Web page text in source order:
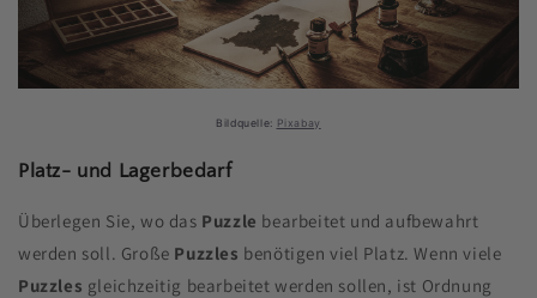
Bildquelle: Pixabay
Platz- und Lagerbedarf
Überlegen Sie, wo das Puzzle bearbeitet und aufbewahrt
werden soll. Große Puzzles benötigen viel Platz. Wenn viele
Puzzles gleichzeitig bearbeitet werden sollen, ist Ordnung